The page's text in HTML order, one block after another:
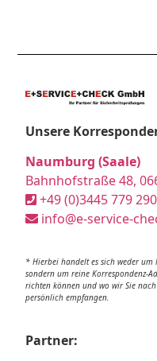
Unsere
Naumburg (Saale)
Bahnhofstraße 48,
+49 (0)3445 779 290
info@e-service-
* Hierbei handelt es sich weder um
sondern um reine Korrespondenz-
richten können und wo wir Sie
persönlich empfangen.
Partner: